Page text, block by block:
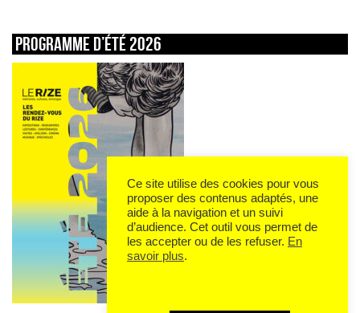
Programme d’été 2026
Ce site utilise des cookies pour vous
proposer des contenus adaptés, une
aide à la navigation et un suivi
d’audience. Cet outil vous permet de
les accepter ou de les refuser. En
savoir plus.